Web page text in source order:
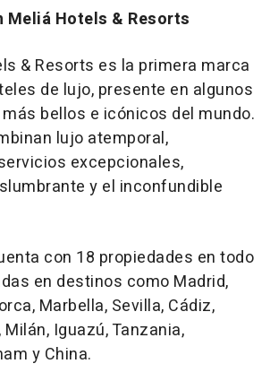
Meliá Hotels & Resorts
& Resorts es la primera marca
de lujo, presente en algunos
bellos e icónicos del mundo.
lujo atemporal,
excepcionales,
y el inconfundible
con 18 propiedades en todo
en destinos como Madrid,
Marbella, Sevilla, Cádiz,
Iguazú, Tanzania,
y China.